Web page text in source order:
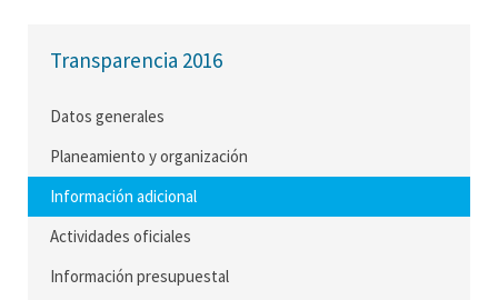
Transparencia 2016
Datos generales
Planeamiento y organización
Información adicional
Actividades oficiales
Información presupuestal